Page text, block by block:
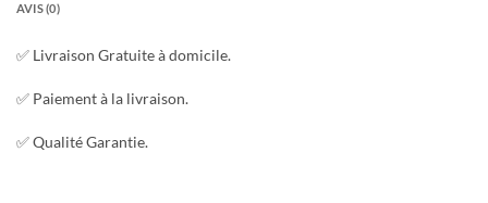
AVIS (0)
✅ Livraison Gratuite à domicile.
✅ Paiement à la livraison.
✅ Qualité Garantie.